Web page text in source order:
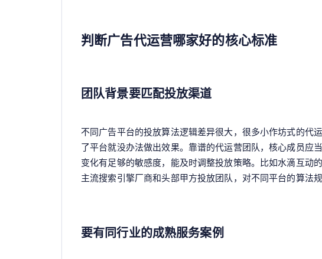
判断广告代运营哪家好的核心标准
团队背景要匹配投放渠道
不同广告平台的投放算法逻辑差异很大，很多小作坊式的代
了平台就没办法做出效果。靠谱的代运营团队，核心成员应
变化有足够的敏感度，能及时调整投放策略。比如水滴互动
主流搜索引擎厂商和头部甲方投放团队，对不同平台的算法规
要有同行业的成熟服务案例